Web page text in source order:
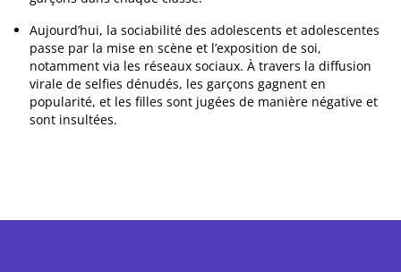
Aujourd’hui, la sociabilité des adolescents et adolescentes
passe par la mise en scène et l’exposition de soi,
notamment via les réseaux sociaux. À travers la diffusion
virale de selfies dénudés, les garçons gagnent en
popularité, et les filles sont jugées de manière négative et
sont insultées.